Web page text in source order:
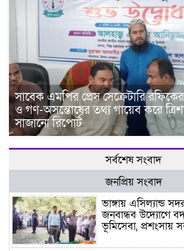
সাবেক এমপির প্রেস সেক্রেটারি
ও গণ-অসন্তোষের তথ্য গায়েব করে
সাজানো রিপোর্ট
সর্বশেষ সংবাদ
জনপ্রিয় সংবাদ
ভাঙ্গায় এসিল্যান্ড
জনবান্ধব উদ্যোগে
ভূমিসেবা, প্রশংসায়